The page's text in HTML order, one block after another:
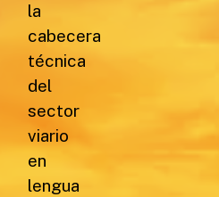
la
cabecera
técnica
del
sector
viario
en
lengua